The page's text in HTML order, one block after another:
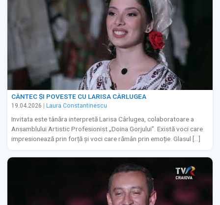
CÂNTEC ȘI POVESTE CU LARISA CÂRLUGEA
19.04.2026 Laura Constantinescu
Invitata este tânăra interpretă Larisa Cârlugea, colaboratoare a
Ansamblului Artistic Profesionist „Doina Gorjului”. Există voci care
impresionează prin forță și voci care rămân prin emoție. Glasul […]